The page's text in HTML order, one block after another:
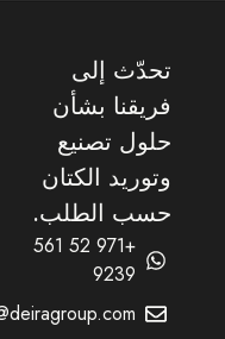
إلى
بشأن
تصنيع
الكتان
الطلب.
+971 52 561
info@deiragroup.com